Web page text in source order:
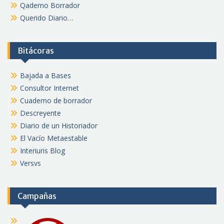
Qaderno Borrador
Querido Diario…
Bitácoras
Bajada a Bases
Consultor Internet
Cuaderno de borrador
Descreyente
Diario de un Historiador
El Vacío Metaestable
Interiuris Blog
Versvs
Campañas